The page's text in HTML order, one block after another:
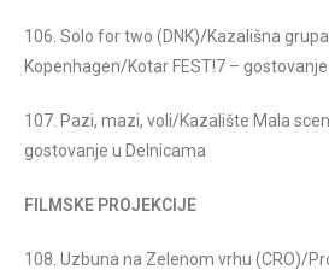
106. Solo for two (DNK)/Kazališna
Kopenhagen/Kotar FEST!7 –
107. Pazi, mazi, voli/Kazalište Mala
gostovanje u Delnicama
FILMSKE PROJEKCIJE
108. Uzbuna na Zelenom vrhu (CRO)/